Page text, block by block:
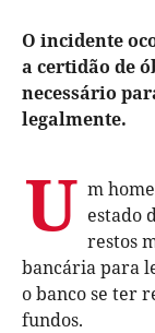
O incidente
a certidão de
necessário
legalmente.
U m
estado
restos
bancária para
o banco se ter
fundos.